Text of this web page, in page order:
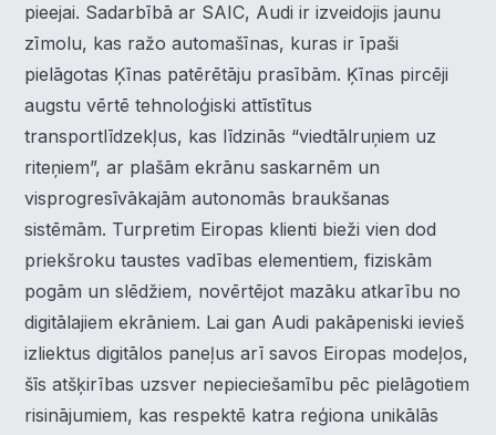
pieejai. Sadarbībā ar SAIC, Audi ir izveidojis jaunu
zīmolu, kas ražo automašīnas, kuras ir īpaši
pielāgotas Ķīnas patērētāju prasībām. Ķīnas pircēji
augstu vērtē tehnoloģiski attīstītus
transportlīdzekļus, kas līdzinās “viedtālruņiem uz
riteņiem”, ar plašām ekrānu saskarnēm un
visprogresīvākajām autonomās braukšanas
sistēmām. Turpretim Eiropas klienti bieži vien dod
priekšroku taustes vadības elementiem, fiziskām
pogām un slēdžiem, novērtējot mazāku atkarību no
digitālajiem ekrāniem. Lai gan Audi pakāpeniski ievieš
izliektus digitālos paneļus arī savos Eiropas modeļos,
šīs atšķirības uzsver nepieciešamību pēc pielāgotiem
risinājumiem, kas respektē katra reģiona unikālās